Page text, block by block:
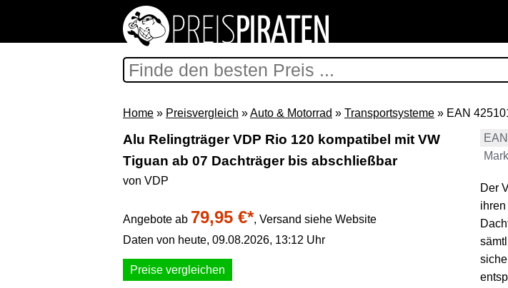
Home » Preisvergleich »Auto & Motorrad » Transportsysteme » EAN
Alu Relingträger VDP Rio 120 kompatibel mit VW
Tiguan ab 07 Dachträger bis abschließbar
von VDP
Angebote ab 79,95 €*, Versand siehe Website
Daten von heute, 09.08.2026, 13:12 Uhr
Preise vergleichen
EAN
Der